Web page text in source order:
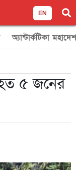
EN
অ্যান্টার্কটিকা মহাদেশ
৫ জনের